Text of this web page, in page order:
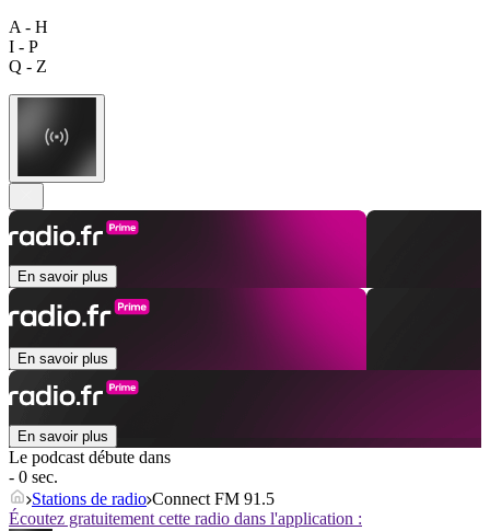
A - H
I - P
Q - Z
En savoir plus
En savoir plus
En savoir plus
Le podcast débute dans
- 0 sec.
Stations de radio Connect FM 91.5
Écoutez gratuitement cette radio dans l'application :